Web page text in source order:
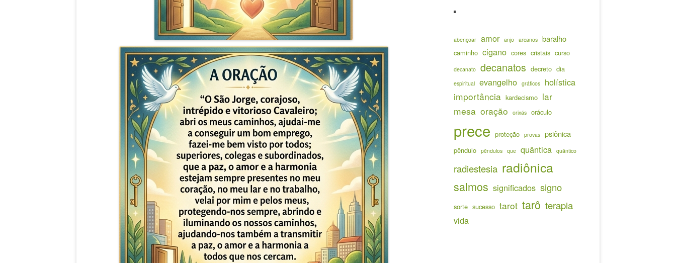
abençoar amor anjo arcanos baralho
caminho cigano cores cristais curso
decanato decanatos decreto dia
espiritual evangelho gráficos holística
importância kardecismo lar
mesa oração orixás oráculo
prece proteção provas psiônica
pêndulo pêndulos que quântica quântico
radiestesia radiônica
salmos significados signo
sorte sucesso tarot tarô terapia
vida